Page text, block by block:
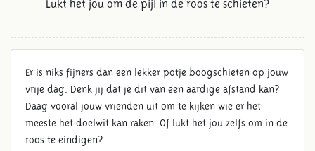
Lukt het jou om de pijl in de roos te schieten?
Er is niks fijners dan een lekker potje boogschieten op jouw
vrije dag. Denk jij dat je dit van een aardige afstand kan?
Daag vooral jouw vrienden uit om te kijken wie er het
meeste het doelwit kan raken. Of lukt het jou zelfs om in de
roos te eindigen?